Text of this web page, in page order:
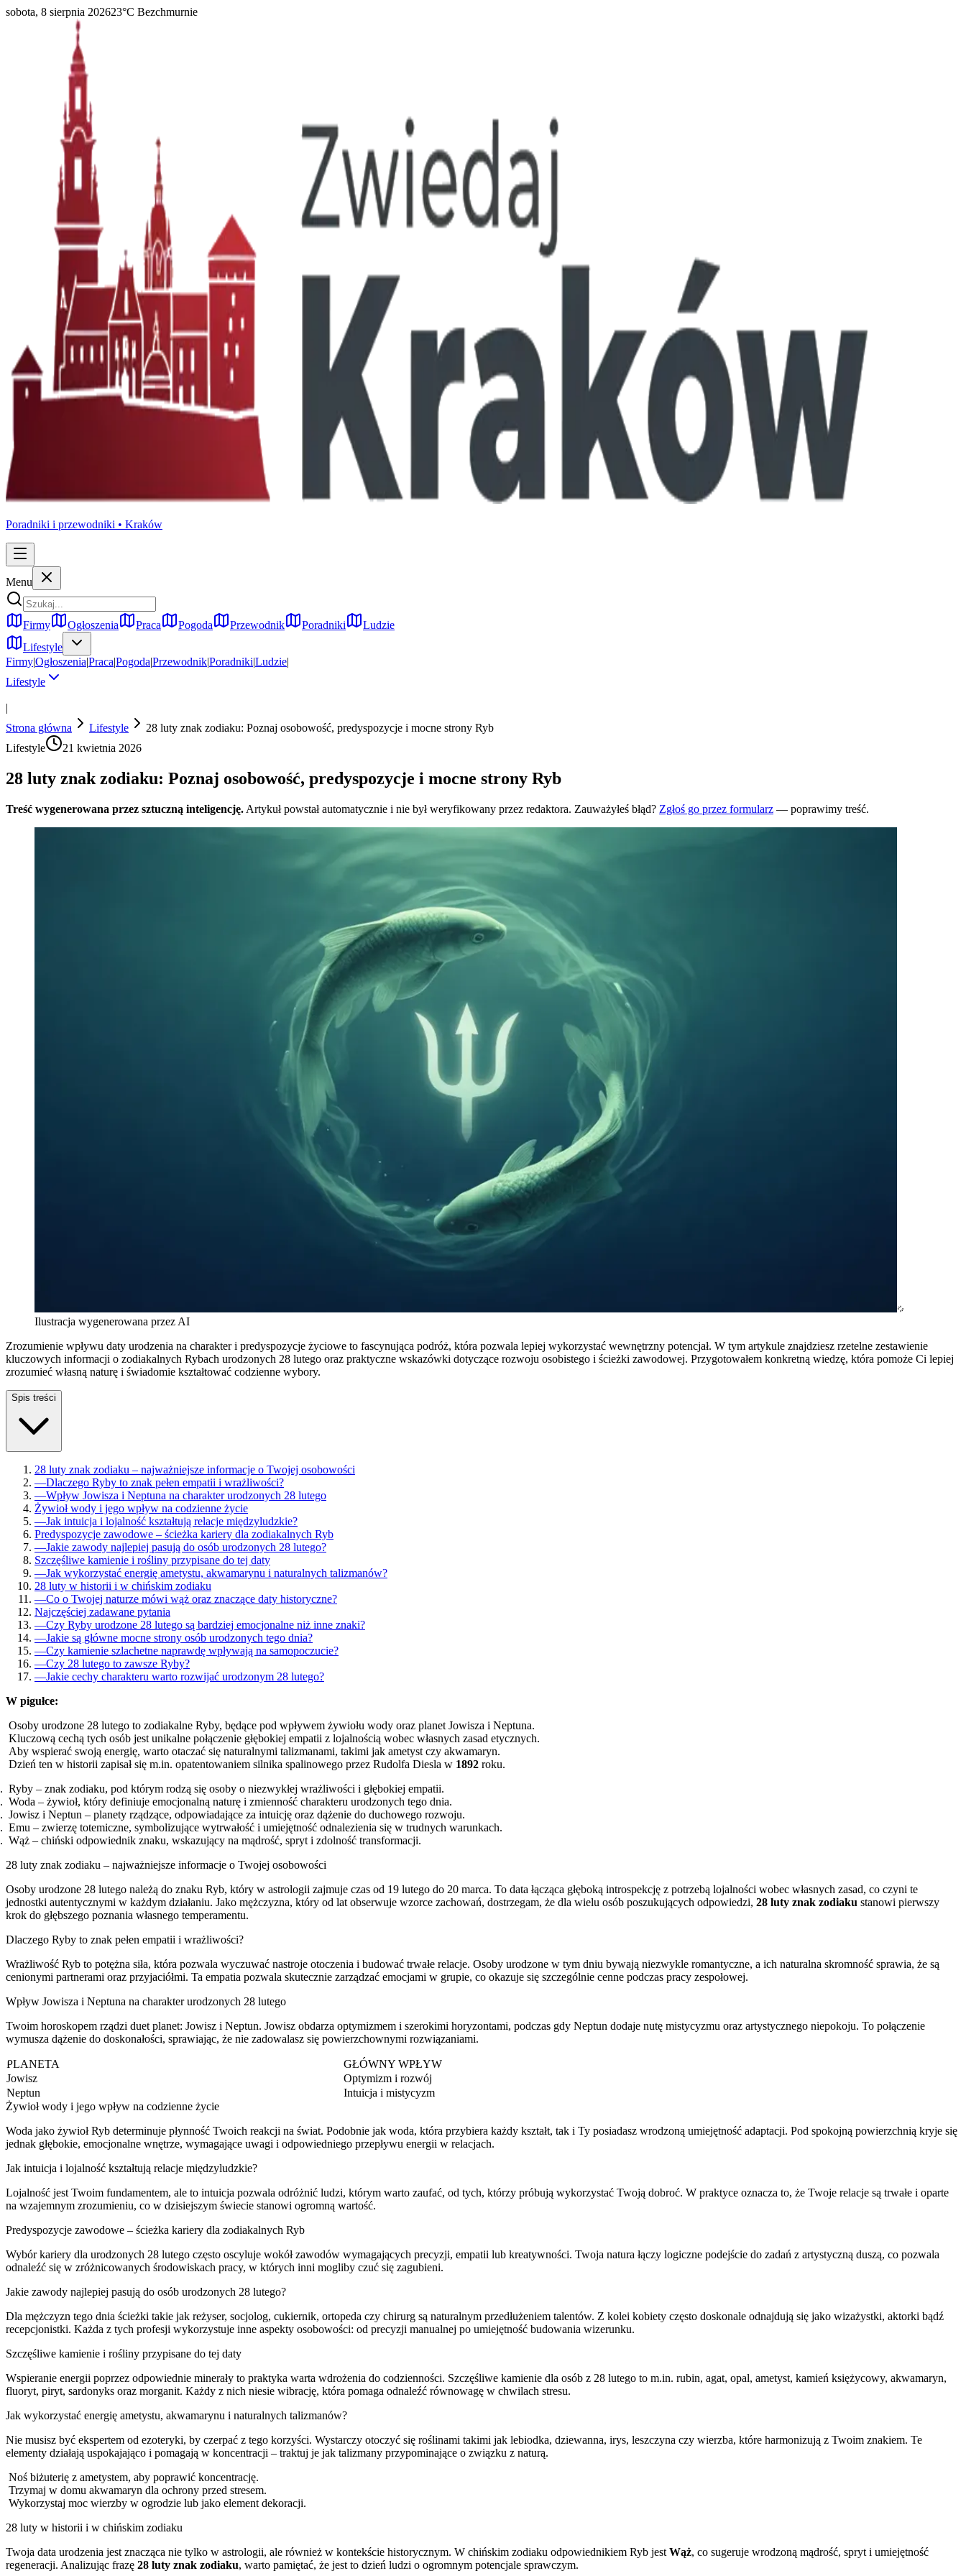
sobota, 8 sierpnia 202623°C Bezchmurnie
Poradniki i przewodniki • Kraków
Menu
Firmy Ogłoszenia Praca Pogoda Przewodnik Poradniki
Ludzie
Lifestyle
Firmy|Ogłoszenia|Praca|Pogoda|Przewodnik|Poradniki|Ludzie|
Lifestyle
|
Strona główna
Lifestyle
28 luty znak zodiaku: Poznaj osobowość, predyspozycje i mocne strony Ryb
Lifestyle
21 kwietnia 2026
28 luty znak zodiaku: Poznaj osobowość, predyspozycje i mocne strony Ryb
Treść wygenerowana przez sztuczną inteligencję. Artykuł powstał automatycznie i nie był weryfikowany przez redaktora. Zauważyłeś błąd? Zgłoś go przez formularz — poprawimy treść.
Ilustracja wygenerowana przez AI
Zrozumienie wpływu daty urodzenia na charakter i predyspozycje życiowe to fascynująca podróż, która pozwala lepiej wykorzystać wewnętrzny potencjał. W tym artykule znajdziesz rzetelne zestawienie
kluczowych informacji o zodiakalnych Rybach urodzonych 28 lutego oraz praktyczne wskazówki dotyczące rozwoju osobistego i ścieżki zawodowej. Przygotowałem konkretną wiedzę, która pomoże Ci lepiej
zrozumieć własną naturę i świadomie kształtować codzienne wybory.
Spis treści
28 luty znak zodiaku – najważniejsze informacje o Twojej osobowości
—Dlaczego Ryby to znak pełen empatii i wrażliwości?
—Wpływ Jowisza i Neptuna na charakter urodzonych 28 lutego
Żywioł wody i jego wpływ na codzienne życie
—Jak intuicja i lojalność kształtują relacje międzyludzkie?
Predyspozycje zawodowe – ścieżka kariery dla zodiakalnych Ryb
—Jakie zawody najlepiej pasują do osób urodzonych 28 lutego?
Szczęśliwe kamienie i rośliny przypisane do tej daty
—Jak wykorzystać energię ametystu, akwamarynu i naturalnych talizmanów?
28 luty w historii i w chińskim zodiaku
—Co o Twojej naturze mówi wąż oraz znaczące daty historyczne?
Najczęściej zadawane pytania
—Czy Ryby urodzone 28 lutego są bardziej emocjonalne niż inne znaki?
—Jakie są główne mocne strony osób urodzonych tego dnia?
—Czy kamienie szlachetne naprawdę wpływają na samopoczucie?
—Czy 28 lutego to zawsze Ryby?
—Jakie cechy charakteru warto rozwijać urodzonym 28 lutego?
W pigułce:
Osoby urodzone 28 lutego to zodiakalne Ryby, będące pod wpływem żywiołu wody oraz planet Jowisza i Neptuna.
Kluczową cechą tych osób jest unikalne połączenie głębokiej empatii z lojalnością wobec własnych zasad etycznych.
Aby wspierać swoją energię, warto otaczać się naturalnymi talizmanami, takimi jak ametyst czy akwamaryn.
Dzień ten w historii zapisał się m.in. opatentowaniem silnika spalinowego przez Rudolfa Diesla w 1892 roku.
Ryby – znak zodiaku, pod którym rodzą się osoby o niezwykłej wrażliwości i głębokiej empatii.
Woda – żywioł, który definiuje emocjonalną naturę i zmienność charakteru urodzonych tego dnia.
Jowisz i Neptun – planety rządzące, odpowiadające za intuicję oraz dążenie do duchowego rozwoju.
Emu – zwierzę totemiczne, symbolizujące wytrwałość i umiejętność odnalezienia się w trudnych warunkach.
Wąż – chiński odpowiednik znaku, wskazujący na mądrość, spryt i zdolność transformacji.
28 luty znak zodiaku – najważniejsze informacje o Twojej osobowości
Osoby urodzone 28 lutego należą do znaku Ryb, który w astrologii zajmuje czas od 19 lutego do 20 marca. To data łącząca głęboką introspekcję z potrzebą lojalności wobec własnych zasad, co czyni te
jednostki autentycznymi w każdym działaniu. Jako mężczyzna, który od lat obserwuje wzorce zachowań, dostrzegam, że dla wielu osób poszukujących odpowiedzi, 28 luty znak zodiaku stanowi pierwszy
krok do głębszego poznania własnego temperamentu.
Dlaczego Ryby to znak pełen empatii i wrażliwości?
Wrażliwość Ryb to potężna siła, która pozwala wyczuwać nastroje otoczenia i budować trwałe relacje. Osoby urodzone w tym dniu bywają niezwykle romantyczne, a ich naturalna skromność sprawia, że są
cenionymi partnerami oraz przyjaciółmi. Ta empatia pozwala skutecznie zarządzać emocjami w grupie, co okazuje się szczególnie cenne podczas pracy zespołowej.
Wpływ Jowisza i Neptuna na charakter urodzonych 28 lutego
Twoim horoskopem rządzi duet planet: Jowisz i Neptun. Jowisz obdarza optymizmem i szerokimi horyzontami, podczas gdy Neptun dodaje nutę mistycyzmu oraz artystycznego niepokoju. To połączenie
wymusza dążenie do doskonałości, sprawiając, że nie zadowalasz się powierzchownymi rozwiązaniami.
PLANETA
GŁÓWNY WPŁYW
Jowisz
Optymizm i rozwój
Neptun
Intuicja i mistycyzm
Żywioł wody i jego wpływ na codzienne życie
Woda jako żywioł Ryb determinuje płynność Twoich reakcji na świat. Podobnie jak woda, która przybiera każdy kształt, tak i Ty posiadasz wrodzoną umiejętność adaptacji. Pod spokojną powierzchnią kryje się
jednak głębokie, emocjonalne wnętrze, wymagające uwagi i odpowiedniego przepływu energii w relacjach.
Jak intuicja i lojalność kształtują relacje międzyludzkie?
Lojalność jest Twoim fundamentem, ale to intuicja pozwala odróżnić ludzi, którym warto zaufać, od tych, którzy próbują wykorzystać Twoją dobroć. W praktyce oznacza to, że Twoje relacje są trwałe i oparte
na wzajemnym zrozumieniu, co w dzisiejszym świecie stanowi ogromną wartość.
Predyspozycje zawodowe – ścieżka kariery dla zodiakalnych Ryb
Wybór kariery dla urodzonych 28 lutego często oscyluje wokół zawodów wymagających precyzji, empatii lub kreatywności. Twoja natura łączy logiczne podejście do zadań z artystyczną duszą, co pozwala
odnaleźć się w zróżnicowanych środowiskach pracy, w których inni mogliby czuć się zagubieni.
Jakie zawody najlepiej pasują do osób urodzonych 28 lutego?
Dla mężczyzn tego dnia ścieżki takie jak reżyser, socjolog, cukiernik, ortopeda czy chirurg są naturalnym przedłużeniem talentów. Z kolei kobiety często doskonale odnajdują się jako wizażystki, aktorki bądź
recepcjonistki. Każda z tych profesji wykorzystuje inne aspekty osobowości: od precyzji manualnej po umiejętność budowania wizerunku.
Szczęśliwe kamienie i rośliny przypisane do tej daty
Wspieranie energii poprzez odpowiednie minerały to praktyka warta wdrożenia do codzienności. Szczęśliwe kamienie dla osób z 28 lutego to m.in. rubin, agat, opal, ametyst, kamień księżycowy, akwamaryn,
fluoryt, piryt, sardonyks oraz morganit. Każdy z nich niesie wibrację, która pomaga odnaleźć równowagę w chwilach stresu.
Jak wykorzystać energię ametystu, akwamarynu i naturalnych talizmanów?
Nie musisz być ekspertem od ezoteryki, by czerpać z tego korzyści. Wystarczy otoczyć się roślinami takimi jak lebiodka, dziewanna, irys, leszczyna czy wierzba, które harmonizują z Twoim znakiem. Te
elementy działają uspokajająco i pomagają w koncentracji – traktuj je jak talizmany przypominające o związku z naturą.
Noś biżuterię z ametystem, aby poprawić koncentrację.
Trzymaj w domu akwamaryn dla ochrony przed stresem.
Wykorzystaj moc wierzby w ogrodzie lub jako element dekoracji.
28 luty w historii i w chińskim zodiaku
Twoja data urodzenia jest znacząca nie tylko w astrologii, ale również w kontekście historycznym. W chińskim zodiaku odpowiednikiem Ryb jest Wąż, co sugeruje wrodzoną mądrość, spryt i umiejętność
regeneracji. Analizując frazę 28 luty znak zodiaku, warto pamiętać, że jest to dzień ludzi o ogromnym potencjale sprawczym.